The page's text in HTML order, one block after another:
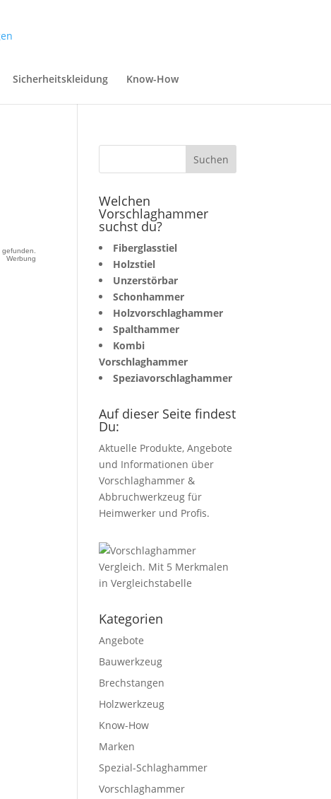
Sicherheitskleidung Know-How
Werbung
Welchen
Vorschlaghammer
suchst du?
Fiberglasstiel
Holzstiel
Unzerstörbar
Schonhammer
Holzvorschlaghammer
Spalthammer
Kombi
Vorschlaghammer
Speziavorschlaghammer
Auf dieser Seite findest
Du:
Aktuelle Produkte, Angebote
und Informationen über
Vorschlaghammer &
Abbruchwerkzeug für
Heimwerker und Profis.
Kategorien
Angebote
Bauwerkzeug
Brechstangen
Holzwerkzeug
Know-How
Marken
Spezial-Schlaghammer
Vorschlaghammer